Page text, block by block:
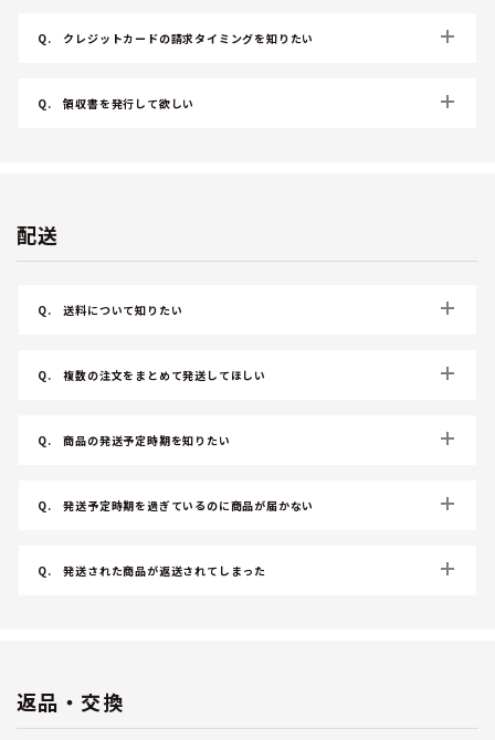
Q. クレジットカードの請求タイミングを知りたい
Q. 領収書を発行して欲しい
配送
Q. 送料について知りたい
Q. 複数の注文をまとめて発送してほしい
Q. 商品の発送予定時期を知りたい
Q. 発送予定時期を過ぎているのに商品が届かない
Q. 発送された商品が返送されてしまった
返品・交換